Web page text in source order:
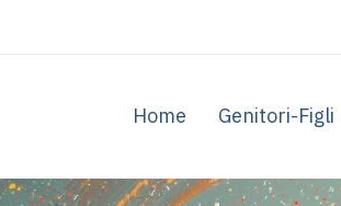
Home Genitori-Figli